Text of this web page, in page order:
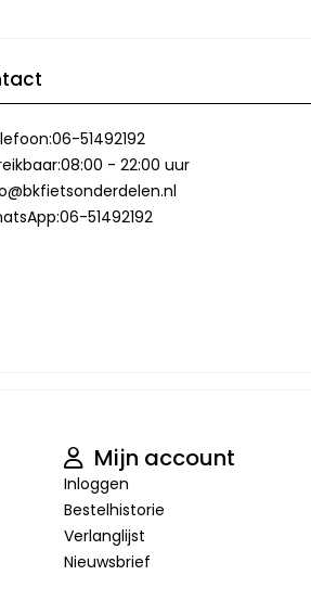
06-51492192
08:00 - 22:00 uur
06-51492192
Mijn account
Inloggen
Bestelhistorie
Verlanglijst
Nieuwsbrief